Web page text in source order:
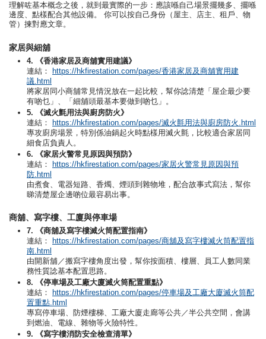
理解咗基本概念之後，就到最實際的一步：應該喺自己場景擺幾多、擺喺
邊度、點樣配合其他設備。 你可以按自己身份（屋主、店主、租戶、物
管）揀對應文章。
家居與細舖
4. 《香港家居及商舖實用建議》
連結：
https://hkfirestation.com/pages/香港家居及商舖實用建
議.html
將家居同小商舖常見情況放在一起比較，幫你諗清楚「屋企最少要
有啲乜」、「細舖頭最基本要做到啲乜」。
5. 《滅火氈用法與廚房防火》
連結：
https://hkfirestation.com/pages/滅火氈用法與廚房防火.html
專攻廚房場景，特別係油鍋起火時點樣用滅火氈，比較適合家居同
細食店負責人。
6. 《家居火警常見原因與預防》
連結：
https://hkfirestation.com/pages/家居火警常見原因與預
防.html
由煮食、電器短路、香燭、煙頭到雜物堆，配合故事式寫法，幫你
睇清楚屋企邊啲位最容易出事。
商舖、寫字樓、工廈與停車場
7. 《商舖及寫字樓滅火筒配置指南》
連結：
https://hkfirestation.com/pages/商舖及寫字樓滅火筒配置指
南.html
由開新舖／搬寫字樓角度出發，幫你按面積、樓層、員工人數同業
務性質諗基本配置思路。
8. 《停車場及工廠大廈滅火筒配置重點》
連結：
https://hkfirestation.com/pages/停車場及工廠大廈滅火筒配
置重點.html
專寫停車場、防煙樓梯、工廠大廈走廊等公共／半公共空間，會講
到燃油、電線、雜物等火險特性。
9. 《寫字樓消防安全檢查清單》